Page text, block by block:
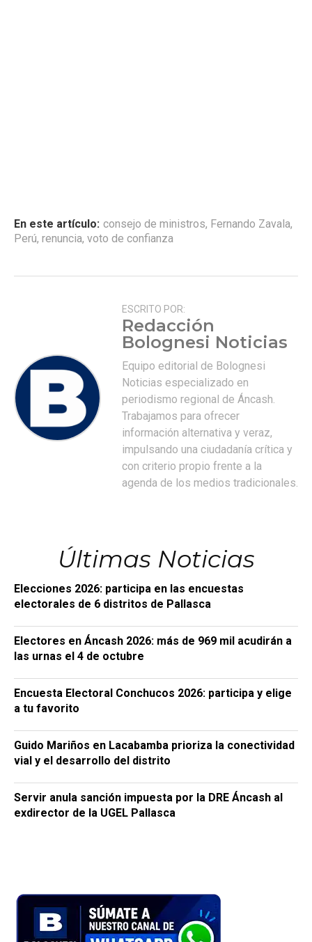
En este artículo: consejo de ministros, Fernando Zavala,
Perú, renuncia, voto de confianza
ESCRITO POR:
Redacción
Bolognesi Noticias
Equipo editorial de Bolognesi
Noticias especializado en
periodismo regional de Áncash.
Trabajamos para ofrecer
información alternativa y veraz,
impulsando una ciudadanía crítica y
con criterio propio frente a la
agenda de los medios tradicionales.
Últimas Noticias
Elecciones 2026: participa en las encuestas
electorales de 6 distritos de Pallasca
Electores en Áncash 2026: más de 969 mil acudirán a
las urnas el 4 de octubre
Encuesta Electoral Conchucos 2026: participa y elige
a tu favorito
Guido Mariños en Lacabamba prioriza la conectividad
vial y el desarrollo del distrito
Servir anula sanción impuesta por la DRE Áncash al
exdirector de la UGEL Pallasca